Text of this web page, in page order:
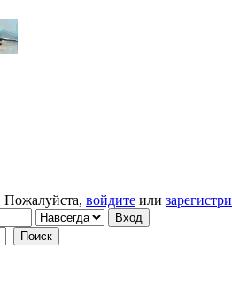
Пожалуйста, войдите или